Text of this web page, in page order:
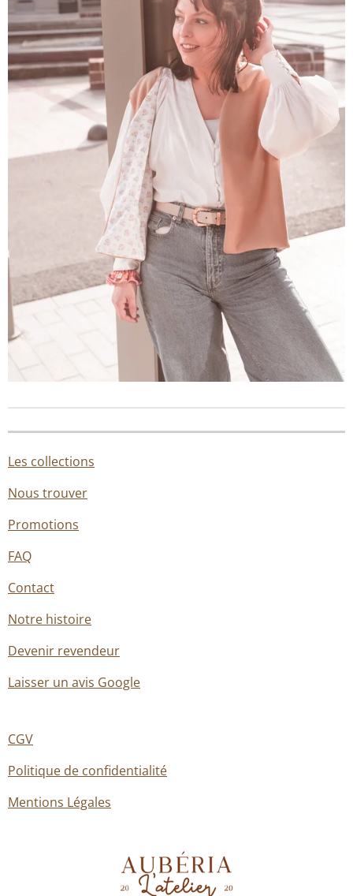
Les collections
Nous trouver
Promotions
FAQ
Contact
Notre histoire
Devenir revendeur
Laisser un avis Google
CGV
Politique de confidentialité
Mentions Légales